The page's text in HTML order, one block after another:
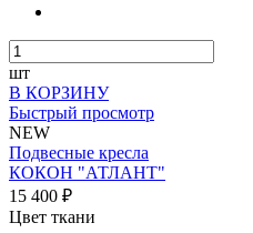
шт
В КОРЗИНУ
Быстрый просмотр
NEW
Подвесные кресла
КОКОН "АТЛАНТ"
15 400 ₽
Цвет ткани